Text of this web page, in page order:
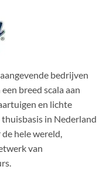
bedrijven
breed scala aan
en lichte
in Nederland
hele wereld,
van